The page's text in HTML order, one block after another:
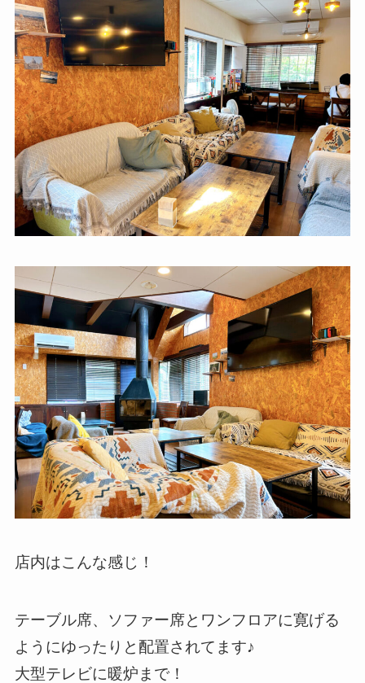
店内はこんな感じ！
テーブル席、ソファー席とワンフロアに寛げる
ようにゆったりと配置されてます♪
大型テレビに暖炉まで！